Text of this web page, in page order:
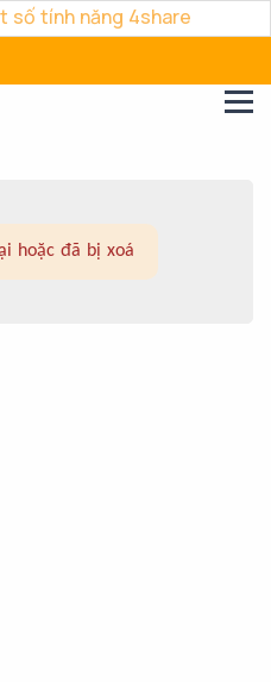
số tính năng 4share
hoặc đã bị xoá